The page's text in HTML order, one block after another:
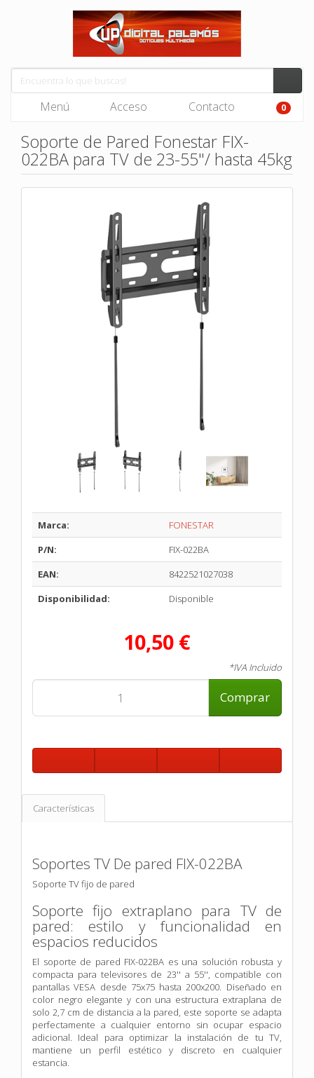
Menú Acceso Contacto 0
Soporte de Pared Fonestar FIX-
022BA para TV de 23-55"/ hasta 45kg
Marca:
FONESTAR
P/N:
FIX-022BA
EAN:
8422521027038
Disponibilidad:
Disponible
10,50 €
*IVA Incluido
Comprar
Características
Soportes TV De pared FIX-022BA
Soporte TV fijo de pared
Soporte fijo extraplano para TV de
pared: estilo y funcionalidad en
espacios reducidos
El soporte de pared FIX-022BA es una solución robusta y
compacta para televisores de 23'' a 55'', compatible con
pantallas VESA desde 75x75 hasta 200x200. Diseñado en
color negro elegante y con una estructura extraplana de
solo 2,7 cm de distancia a la pared, este soporte se adapta
perfectamente a cualquier entorno sin ocupar espacio
adicional. Ideal para optimizar la instalación de tu TV,
mantiene un perfil estético y discreto en cualquier
estancia.